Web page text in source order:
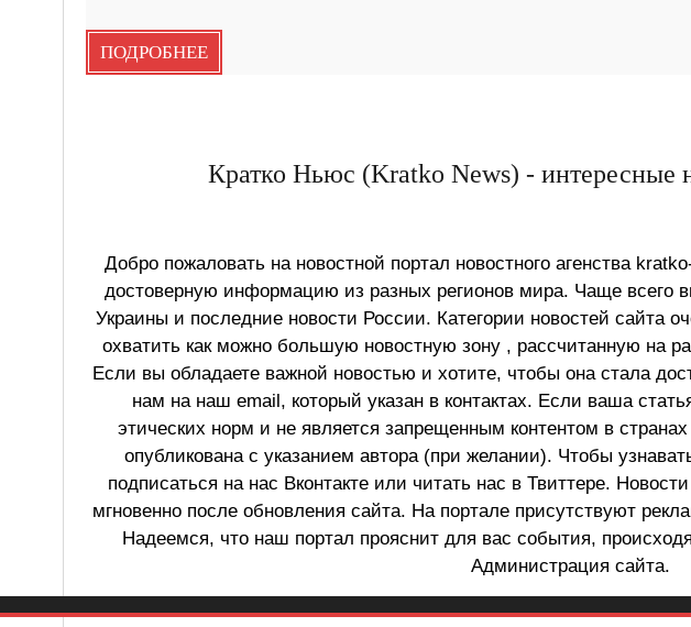
ПОДРОБНЕЕ
Кратко Ньюс (Kratko News) - интересные
Добро пожаловать на новостной портал новостного агенства
достоверную информацию из разных регионов мира. Чаще всего
Украины и последние новости России. Категории новостей сайта
охватить как можно большую новостную зону , рассчитанную на
Если вы обладаете важной новостью и хотите, чтобы она стала
нам на наш email, который указан в контактах. Если ваша
этических норм и не является запрещенным контентом в
опубликована с указанием автора (при желании). Чтобы
подписаться на нас Вконтакте или читать нас в Твиттере.
мгновенно после обновления сайта. На портале присутствуют
Надеемся, что наш портал прояснит для вас события,
Администрация сайта.